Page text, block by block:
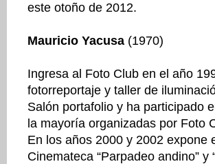
este otoño de 2012.
Mauricio Yacusa (1970)
Ingresa al Foto Club en el año
fotorreportaje y taller de
Salón portafolio y ha participado
la mayoría organizadas por Foto
En los años 2000 y 2002 expone
Cinemateca “Parpadeo andino” y